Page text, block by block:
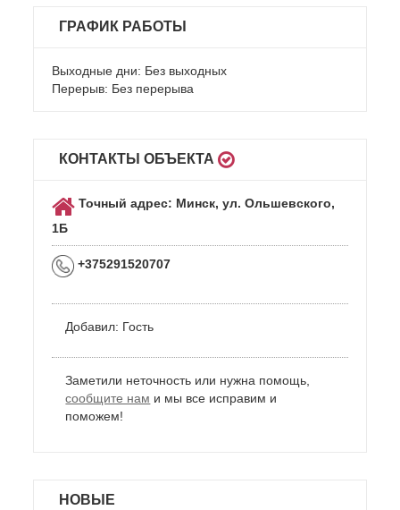
ГРАФИК РАБОТЫ
Выходные дни: Без выходных
Перерыв: Без перерыва
КОНТАКТЫ ОБЪЕКТА
Точный адрес: Минск, ул. Ольшевского,
1Б
+375291520707
Добавил: Гость
Заметили неточность или нужна помощь,
сообщите нам и мы все исправим и
поможем!
НОВЫЕ